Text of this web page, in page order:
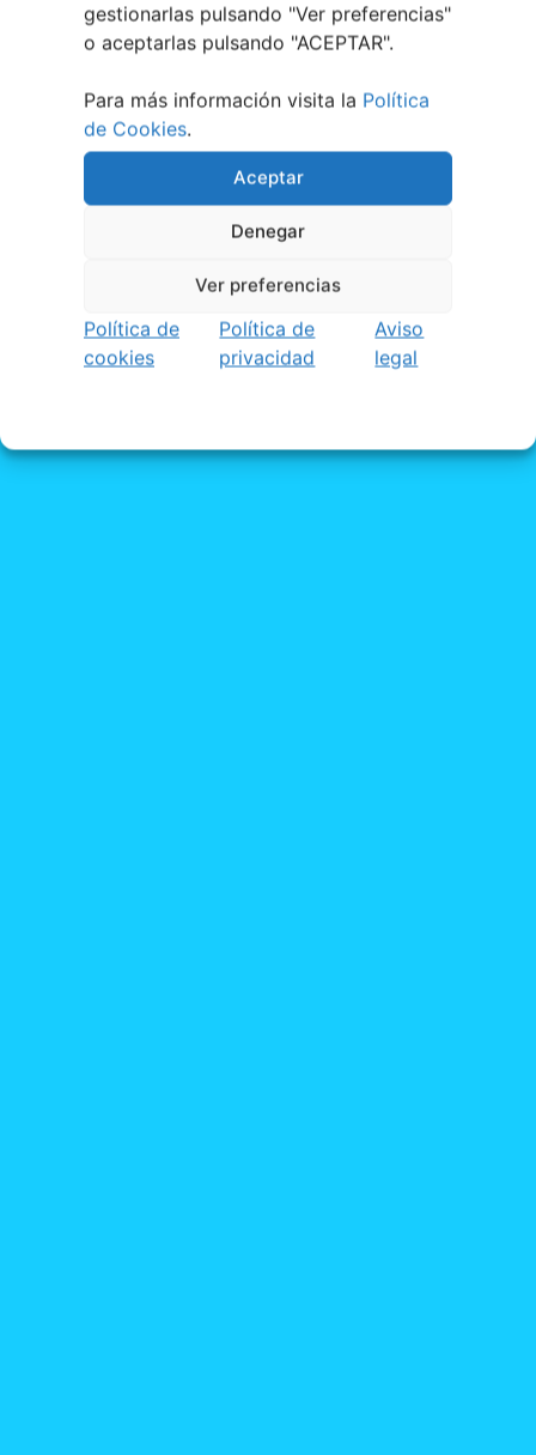
gestionarlas pulsando "Ver preferencias"
o aceptarlas pulsando "ACEPTAR".
Para más información visita la Política
de Cookies.
Aceptar
Denegar
Ver preferencias
Política de
cookies
Política de
privacidad
Aviso
legal
¿QUIERES RECIBIR NOTIFICACIONES DE LOS
EVENTOS DE TU CIUDAD?